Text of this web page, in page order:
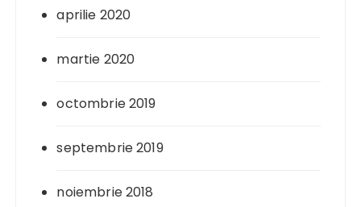
aprilie 2020
martie 2020
octombrie 2019
septembrie 2019
noiembrie 2018